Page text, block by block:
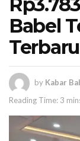
Babel
by Kabar
Reading Time: 3